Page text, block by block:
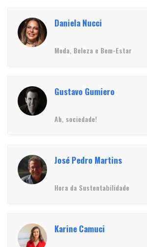
Daniela Nucci
Moda, Beleza e Bem-Estar
Gustavo Gumiero
Ah, sociedade!
José Pedro Martins
Hora da Sustentabilidade
Karine Camuci